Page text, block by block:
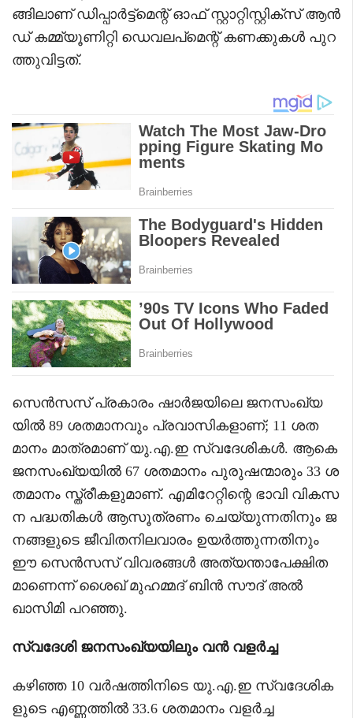
ങ്ങിലാണ് ഡിപ്പാർട്ട്‌മെന്റ് ഓഫ് സ്റ്റാറ്റിസ്റ്റിക്‌സ് ആൻ
ഡ് കമ്മ്യൂണിറ്റി ഡെവലപ്‌മെന്റ് കണക്കുകൾ പുറ
ത്തുവിട്ടത്.
സെൻസസ് പ്രകാരം ഷാർജയിലെ ജനസംഖ്യ
യിൽ 89 ശതമാനവും പ്രവാസികളാണ്; 11 ശത
മാനം മാത്രമാണ് യു.എ.ഇ സ്വദേശികൾ. ആകെ
ജനസംഖ്യയിൽ 67 ശതമാനം പുരുഷന്മാരും 33 ശ
തമാനം സ്ത്രീകളുമാണ്. എമിറേറ്റിന്റെ ഭാവി വികസ
ന പദ്ധതികൾ ആസൂത്രണം ചെയ്യുന്നതിനും ജ
നങ്ങളുടെ ജീവിതനിലവാരം ഉയർത്തുന്നതിനും
ഈ സെൻസസ് വിവരങ്ങൾ അത്യന്താപേക്ഷിത
മാണെന്ന് ശൈഖ് മുഹമ്മദ് ബിൻ സൗദ് അൽ
ഖാസിമി പറഞ്ഞു.
സ്വദേശി ജനസംഖ്യയിലും വൻ വളർച്ച
കഴിഞ്ഞ 10 വർഷത്തിനിടെ യു.എ.ഇ സ്വദേശിക
ളുടെ എണ്ണത്തിൽ 33.6 ശതമാനം വളർച്ച